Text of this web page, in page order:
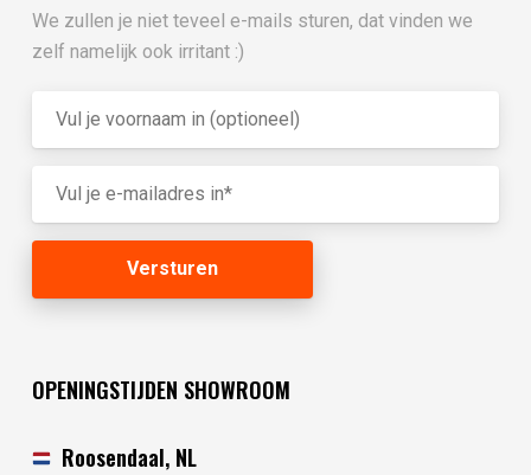
We zullen je niet teveel e-mails sturen, dat vinden we
zelf namelijk ook irritant :)
OPENINGSTIJDEN SHOWROOM
Roosendaal, NL